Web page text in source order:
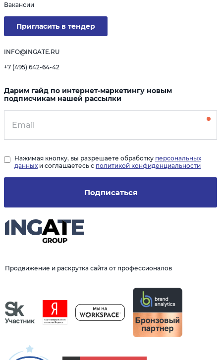
Продвижение и раскрутка сайта от профессионалов
Вакансии
Пригласить в тендер
INFO@INGATE.RU
+7 (495) 642-64-42
Дарим гайд по интернет-маркетингу новым
подписчикам нашей рассылки
Подписаться
Нажимая кнопку, вы разрешаете обработку персональных
данных и соглашаетесь с политикой конфиденциальности